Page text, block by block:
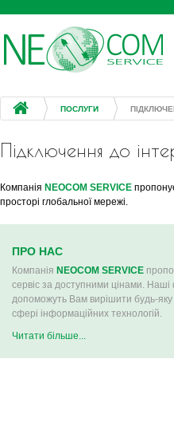
ПОСЛУГИ
Підключення до
Компанія NEOCOM SERVICE
просторі глобальної мережі.
ПРО НАС
Компанія NEOCOM SERVICE
сервіс за доступними цінами. Наші
допоможуть Вам вирішити будь-
сфері інформаційних технологій.
Читати більше...